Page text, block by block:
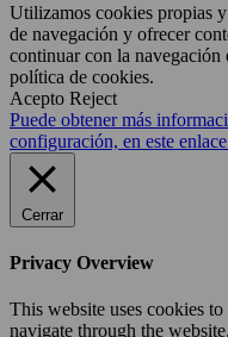
Utilizamos cookies propias
de navegación y ofrecer
continuar con la navegación
política de cookies.
Acepto Reject
Puede obtener más
configuración, en este
Cerrar
Privacy Overview
This website uses cookies
navigate through the